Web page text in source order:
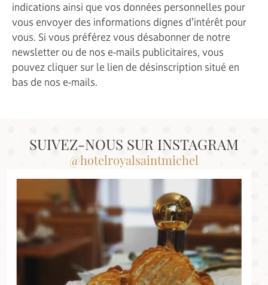
indications ainsi que vos données personnelles pour
vous envoyer des informations dignes d’intérêt pour
vous. Si vous préférez vous désabonner de notre
newsletter ou de nos e-mails publicitaires, vous
pouvez cliquer sur le lien de désinscription situé en
bas de nos e-mails.
SUIVEZ-NOUS SUR INSTAGRAM
@hotelroyalsaintmichel